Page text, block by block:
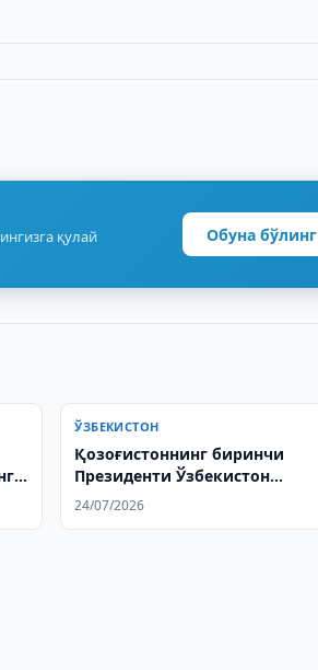
қулай
Обуна бўлинг
ЎЗБЕКИСТОН
Қозоғистоннинг биринчи
Президенти Ўзбекистон
етакчисини таваллуд куни
24/07/2026